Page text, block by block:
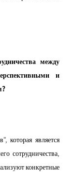
между
и
которая является
сотрудничества,
конкретные